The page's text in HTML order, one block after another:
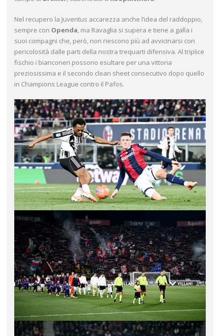
Nel recupero la Juventus accarezza anche l’idea del raddoppio,
sempre con Openda, ma Ravaglia si supera e tiene a galla i
suoi compagni che, però, non riescono più ad avvicinarsi con
pericolosità dalle parti della nostra trequarti difensiva. Al triplice
fischio i bianconeri possono esultare per una vittoria
preziosissima e il secondo clean sheet consecutivo dopo quello
in Champions League contro il Pafos.